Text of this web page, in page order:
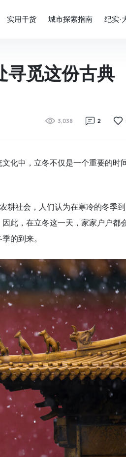
实用干货 城市探索指南 纪实·
寻觅这份古典
3,038 2
化中，立冬不仅是一个重要的时
耕社会，人们认为在寒冷的冬季到
此，在立冬这一天，家家户户都
的到来。